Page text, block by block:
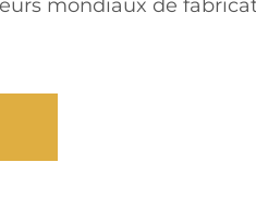
mondiaux de